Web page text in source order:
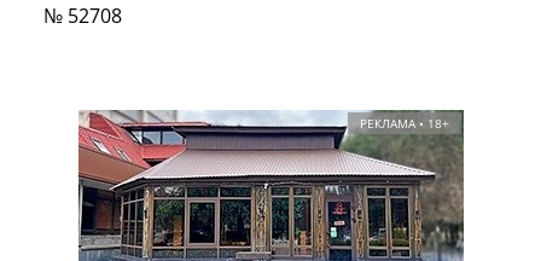
№ 52708
РЕКЛАМА • 18+